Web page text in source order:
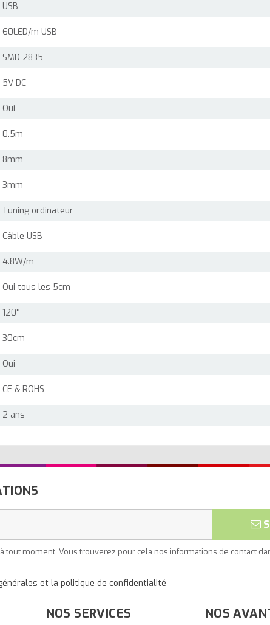
USB
60LED/m USB
SMD 2835
5V DC
Oui
0.5m
8mm
3mm
Tuning ordinateur
Câble USB
4.8W/m
Oui tous les 5cm
120°
30cm
Oui
CE & ROHS
2 ans
tout moment. Vous trouverez pour cela nos informations de contact
et la politique de confidentialité
NOS SERVICES NOS